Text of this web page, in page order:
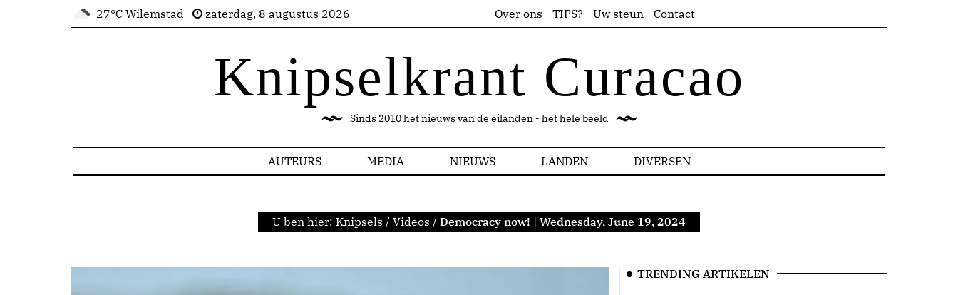
27°C Wilemstad zaterdag, 8 augustus 2026 Over ons TIPS? Uw steun Contact
Knipselkrant Curacao
Sinds 2010 het nieuws van de eilanden - het hele beeld
AUTEURS MEDIA NIEUWS LANDEN DIVERSEN
U ben hier: Knipsels / Videos / Democracy now! | Wednesday, June 19, 2024
TRENDING ARTIKELEN